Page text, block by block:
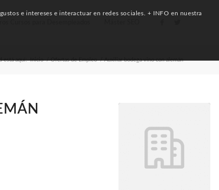
está aquí: Inicio / Ofertas de Empleo / Auxiliar bodega vino con alemán
e intereses e interactuar en redes sociales. + INFO en nuestra